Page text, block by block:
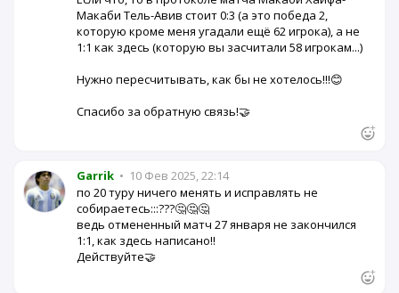
Макаби Тель-Авив стоит 0:3 (а это победа 2,
которую кроме меня угадали ещё 62 игрока), а не
1:1 как здесь (которую вы засчитали 58 игрокам...)
Нужно пересчитывать, как бы не хотелось!!!😊
Спасибо за обратную связь!🤝
Garrik • 10 Фев 2025, 22:14
по 20 туру ничего менять и исправлять не
собираетесь:::???🤔🤔🤔
ведь отмененный матч 27 января не закончился
1:1, как здесь написано!!
Действуйте🤝